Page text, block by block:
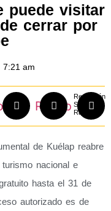
puede visitar
cerrar por
7:21 am
Redacción
Sobre El
Rastro
de Kuélap reabre
nacional e
hasta el 31 de
autorizado es de